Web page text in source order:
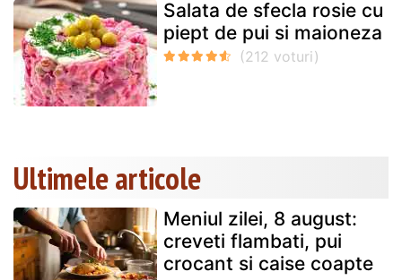
Salata de sfecla rosie cu
piept de pui si maioneza
Ultimele articole
Meniul zilei, 8 august:
creveti flambati, pui
crocant si caise coapte